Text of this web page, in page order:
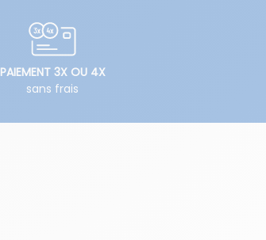
PAIEMENT 3X OU 4X
sans frais